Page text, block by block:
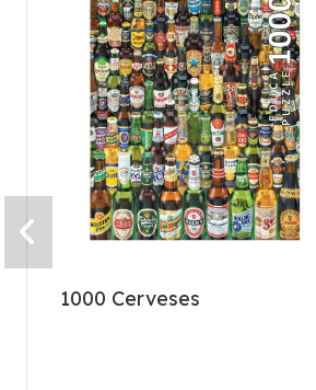
1000 Cerveses